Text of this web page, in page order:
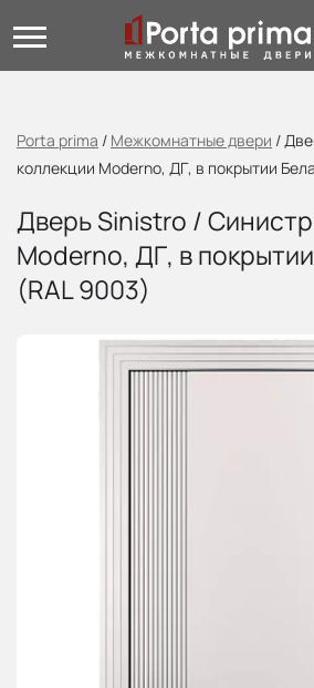
Porta prima / Межкомнатные двери /
коллекции Moderno, ДГ, в покрытии
Дверь Sinistro /
Moderno, ДГ, в
(RAL 9003)